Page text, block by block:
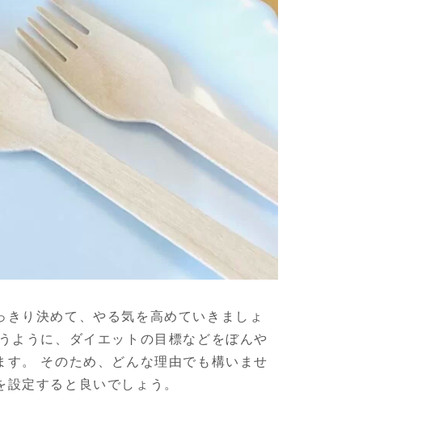
り決めて、やる気を高めていきましょ
ように、ダイエットの目標などをぼんや
。 そのため、どんな理由でも構いませ
定すると良いでしょう。